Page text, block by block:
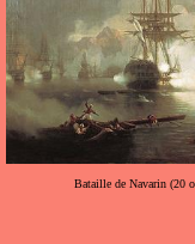
Bataille de Navarin (20